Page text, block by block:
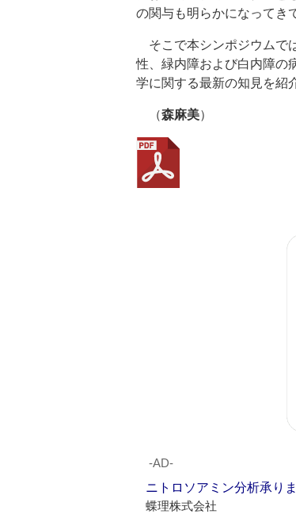
の関与も明らかになってき
そこで本シンポジウムで
性、緑内障および白内障の
学に関する最新の知見を紹
（森麻美）
‐AD‐
ニトロソアミン分析承り
蝶理株式会社